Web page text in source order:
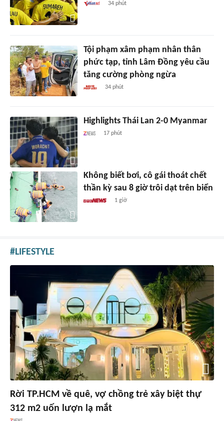
34 phút
Tội phạm xâm phạm nhân thân
phức tạp, tỉnh Lâm Đồng yêu cầu
tăng cường phòng ngừa
34 phút
Highlights Thái Lan 2-0 Myanmar
17 phút
Không biết bơi, cô gái thoát chết
thần kỳ sau 8 giờ trôi dạt trên biển
1 giờ
LIFESTYLE
Rời TP.HCM về quê, vợ chồng trẻ xây biệt thự
312 m2 uốn lượn lạ mắt